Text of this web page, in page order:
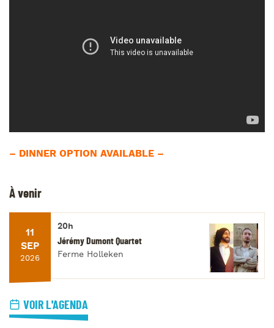
– DINNER OPTION AVAILABLE –
À venir
11
SEP
2026
20h
Jérémy Dumont Quartet
Ferme Holleken
VOIR L'AGENDA